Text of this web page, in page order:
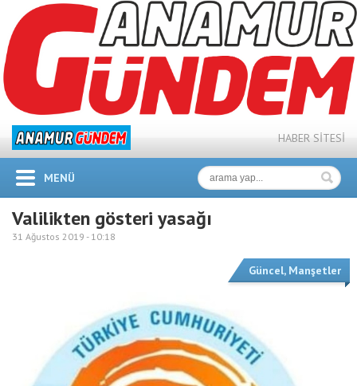
HABER SİTESİ
MENÜ
Valilikten gösteri yasağı
31 Ağustos 2019 - 10:18
Güncel, Manşetler